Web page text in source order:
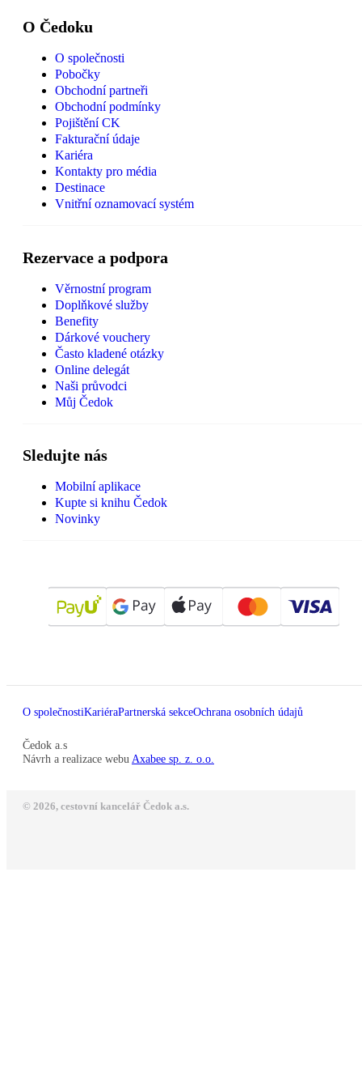
O Čedoku
O společnosti
Pobočky
Obchodní partneři
Obchodní podmínky
Pojištění CK
Fakturační údaje
Kariéra
Kontakty pro média
Destinace
Vnitřní oznamovací systém
Rezervace a podpora
Věrnostní program
Doplňkové služby
Benefity
Dárkové vouchery
Často kladené otázky
Online delegát
Naši průvodci
Můj Čedok
Sledujte nás
Mobilní aplikace
Kupte si knihu Čedok
Novinky
O společnostiKariéraPartnerská sekceOchrana osobních údajů
Čedok a.s
Návrh a realizace webu Axabee sp. z. o.o.
© 2026, cestovní kancelář Čedok a.s.